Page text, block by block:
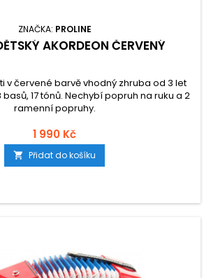
ZNAČKA: PROLINE
AKORDEON ČERVENÝ
v červené barvě vhodný zhruba od 3 let
17 tónů. Nechybí popruh na ruku a 2
ramenní popruhy.
1 990 Kč
 Přidat do košíku